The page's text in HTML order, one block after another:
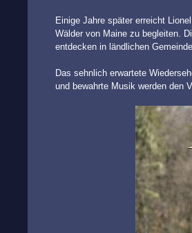
Einige Jahre später erreicht
Wälder von Maine zu begleiten.
entdecken in ländlichen
Das sehnlich erwartete
und bewahrte Musik werden den